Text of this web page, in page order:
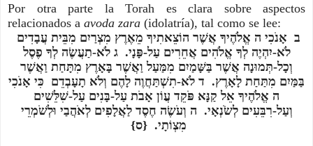
Por otra parte la Torah es clara sobre aspectos
relacionados a avoda zara (idolatría), tal como se lee:
ב אָנֹכִי ה אֱלֹהֶיךָ אֲשֶׁר הוֹצֵאתִיךָ מֵאֶרֶץ מִצְרַיִם מִבֵּית עֲבָדִים
לֹא-יִהְיֶה לְךָ אֱלֹהִים אֲחֵרִים עַל-פָּנָי. ג לֹא-תַעֲשֶׂה לְךָ פֶסֶל
וְכָל-תְּמוּנָה אֲשֶׁר בַּשָּׁמַיִם מִמַּעַל וַאֲשֶׁר בָּאָרֶץ מִתָּחַת וַאֲשֶׁר
בַּמַּיִם מִתַּחַת לָאָרֶץ. ד לֹא-תִשְׁתַּחֲוֶה לָהֶם וְלֹא תָעָבְדֵם כִּי אָנֹכִי
ה אֱלֹהֶיךָ אֵל קַנָּא פֹּקֵד עֲו‍ֹן אָבֹת עַל-בָּנִים עַל-שִׁלֵּשִׁים
וְעַל-רִבֵּעִים לְשֹׂנְאָי. ה וְעֹשֶׂה חֶסֶד לַאֲלָפִים לְאֹהֲבַי וּלְשֹׁמְרֵי
מִצְו‍ֹתָי. {ס}